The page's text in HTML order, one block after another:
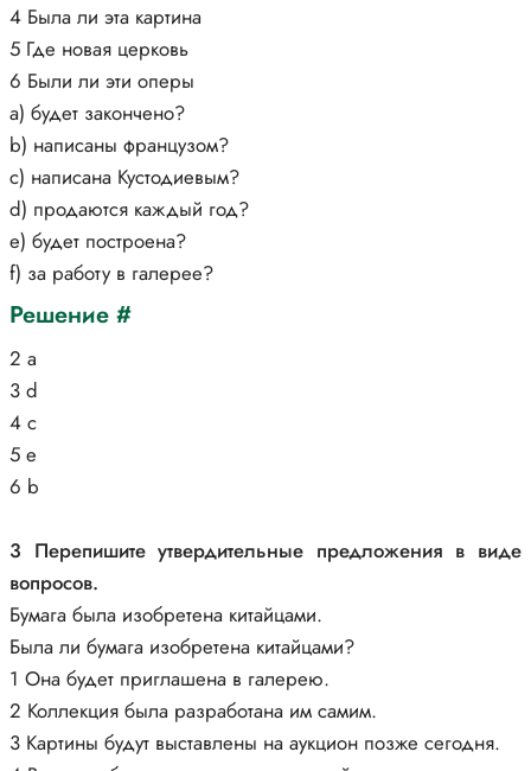
4 Была ли эта картина
5 Где новая церковь
6 Были ли эти оперы
а) будет закончено?
b) написаны французом?
c) написана Кустодиевым?
d) продаются каждый год?
e) будет построена?
f) за работу в галерее?
Решение #
2 a
3 d
4 c
5 e
6 b
3 Перепишите утвердительные предложения в виде
вопросов.
Бумага была изобретена китайцами.
Была ли бумага изобретена китайцами?
1 Она будет приглашена в галерею.
2 Коллекция была разработана им самим.
3 Картины будут выставлены на аукцион позже сегодня.